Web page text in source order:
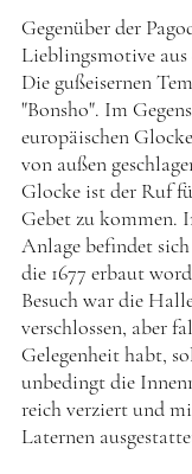
Gegenüber der
Lieblingsmotive aus
Die gußeisernen
"Bonsho". Im
europäischen
von außen
Glocke ist der Ruf
Gebet zu kommen.
Anlage befindet
die 1677 erbaut
Besuch war die
verschlossen, aber
Gelegenheit habt,
unbedingt die
reich verziert und
Laternen